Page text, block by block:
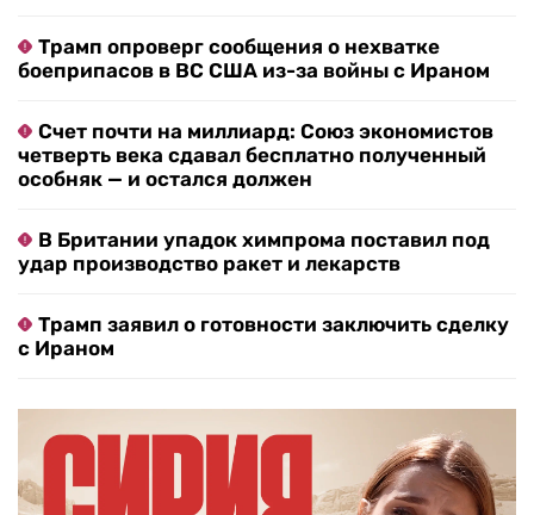
Трамп опроверг сообщения о нехватке
боеприпасов в ВС США из-за войны с Ираном
Счет почти на миллиард: Союз экономистов
четверть века сдавал бесплатно полученный
особняк — и остался должен
В Британии упадок химпрома поставил под
удар производство ракет и лекарств
Трамп заявил о готовности заключить сделку
с Ираном